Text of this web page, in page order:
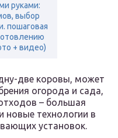
руками:
выбор
пошаговая
+ видео)
две коровы, может
огорода и сада,
– большая
новые технологии в
установок.